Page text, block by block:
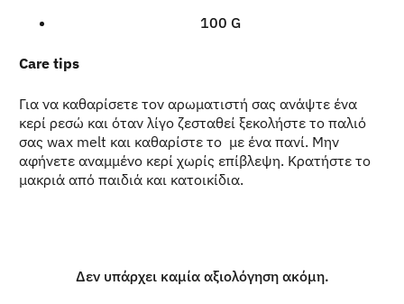
100 G
Care tips
Για να καθαρίσετε τον αρωματιστή σας ανάψτε ένα
κερί ρεσώ και όταν λίγο ζεσταθεί ξεκολήστε το παλιό
σας wax melt και καθαρίστε το με ένα πανί. Μην
αφήνετε αναμμένο κερί χωρίς επίβλεψη. Κρατήστε το
μακριά από παιδιά και κατοικίδια.
Δεν υπάρχει καμία αξιολόγηση ακόμη.